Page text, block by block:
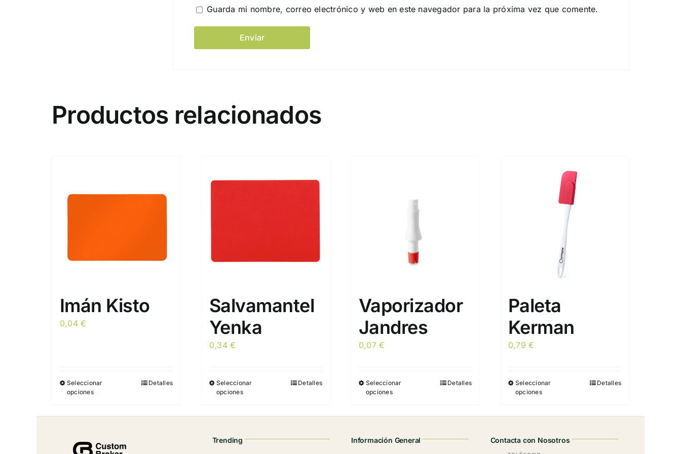
Guarda mi nombre, correo electrónico y web en este navegador para la próxima vez que comente.
Productos relacionados
Imán Kisto
0,04€
Seleccionar
opciones
Detalles
Salvamantel
Yenka
0,34€
Seleccionar
opciones
variantes.
Detalles
Vaporizador
Jandres
0,07€
Seleccionar
opciones
variantes.
Detalles
Paleta
Kerman
0,79€
Seleccionar
opciones
variantes.
Detalles
Trending Información General Contacta con Nosotros